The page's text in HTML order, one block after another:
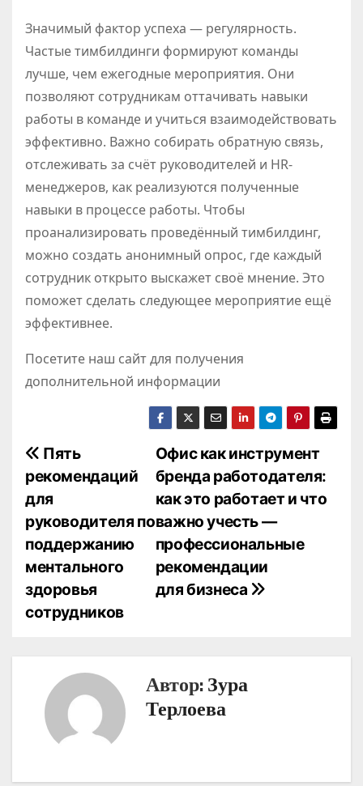
Значимый фактор успеха — регулярность.
Частые тимбилдинги формируют команды
лучше, чем ежегодные мероприятия. Они
позволяют сотрудникам оттачивать навыки
работы в команде и учиться взаимодействовать
эффективно. Важно собирать обратную связь,
отслеживать за счёт руководителей и HR-
менеджеров, как реализуются полученные
навыки в процессе работы. Чтобы
проанализировать проведённый тимбилдинг,
можно создать анонимный опрос, где каждый
сотрудник открыто выскажет своё мнение. Это
поможет сделать следующее мероприятие ещё
эффективнее.
Посетите наш сайт для получения
дополнительной информации
Н
а
в
и
г
а
Офис как инструмент
бренда работодателя:
как это работает и что
важно учесть —
профессиональные
рекомендации
для бизнеса
Пять
рекомендаций
для
руководителя по
поддержанию
ментального
здоровья
сотрудников
Автор: Зура
Терлоева